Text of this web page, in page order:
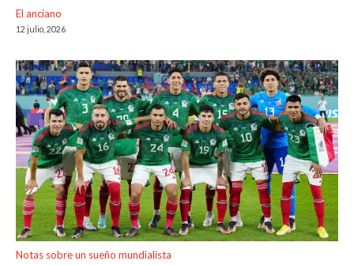
El anciano
12 julio, 2026
Notas sobre un sueño mundialista